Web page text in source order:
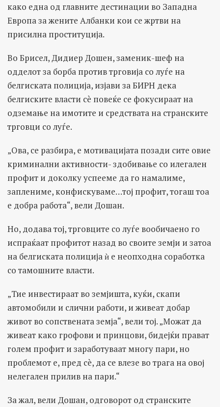
како една од главните дестинации во Западна
Европа за жените Албанки кои се жртви на
присилна проституција.
Во Брисел, Дидиер Дошен, заменик-шеф на
одделот за борба против трговија со луѓе на
белгиската полиција, изјави за БИРН дека
белгиските власти сè повеќе се фокусираат на
одземање на имотите и средствата на странските
трговци со луѓе.
„Ова, се разбира, е мотивацијата позади сите овие
криминални активности- здобивање со илегален
профит и доколку успееме да го намалиме,
заплениме, конфискуваме…тој профит, тогаш тоа
е добра работа“, вели Дошан.
Но, додава тој, трговците со луѓе вообичаено го
испраќаат профитот назад во своите земји и затоа
на белгиската полиција ѝ е неопходна соработка
со тамошните власти.
„Тие инвестираат во земјишта, куќи, скапи
автомобили и слични работи, и живеат добар
живот во сопствената земја“, вели тој. „Можат да
живеат како грофови и принцови, бидејќи прават
голем профит и заработуваат многу пари, но
проблемот е, пред сè, да се влезе во трага на овој
нелегален прилив на пари.“
За жал, вели Дошан, одговорот од странските